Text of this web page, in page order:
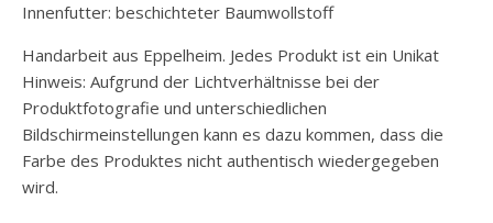
Innenfutter: beschichteter Baumwollstoff
Handarbeit aus Eppelheim. Jedes Produkt ist ein Unikat
Hinweis: Aufgrund der Lichtverhältnisse bei der
Produktfotografie und unterschiedlichen
Bildschirmeinstellungen kann es dazu kommen, dass die
Farbe des Produktes nicht authentisch wiedergegeben
wird.